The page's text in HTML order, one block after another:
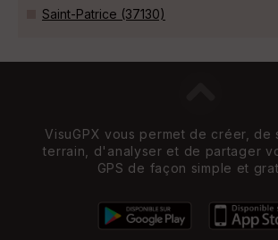
Saint-Patrice (37130)
VisuGPX vous permet de créer, de
terrain, d'analyser et de partager
GPS de façon simple et